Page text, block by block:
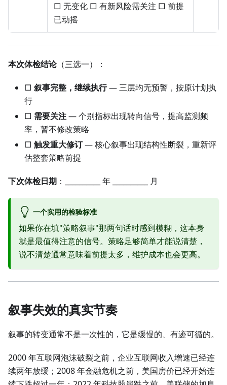
□ 无变化 □ 有新风险需关注 □ 前提
已动摇
本次体检结论（三选一）：
□ 叙事完整，继续执行— 三层均无预警，按原计划执
行
□ 需要关注— 个别指标出现转向信号，提高监测频
率，暂不修改策略
□ 触发重大修订— 核心叙事出现结构性断裂，重新评
估整套策略前提
下次体检日期 ：__________ 年 __________ 月
一个实用的检验标准
如果你在填"策略叙事"那两句话时感到模糊，这本身
就是最值得注意的信号。策略足够简单才能说清楚，
说不清楚通常意味着前提太多，维护成本也会更高。
叙事失效的真实节奏
叙事的转变通常不是一次性的，它是缓慢的、有迹可循的。
2000 年互联网泡沫破裂之前，企业互联网收入增速已经连
续两年放缓；2008 年金融危机之前，美国房价已经开始连